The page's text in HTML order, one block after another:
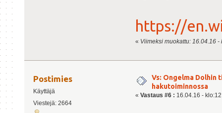
https://
« Viimeksi muokattu: 16.04.16
Postimies
Käyttäjä
Viestejä: 2664
Vs: Ongelma Dolhin
hakutoiminnossa
« Vastaus #6 : 16.04.16 -